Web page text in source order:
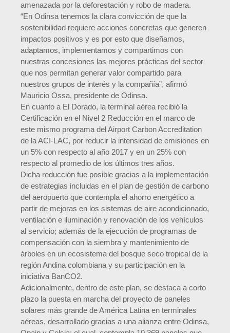
amenazada por la deforestación y robo de madera.
“En Odinsa tenemos la clara convicción de que la
sostenibilidad requiere acciones concretas que generen
impactos positivos y es por esto que diseñamos,
adaptamos, implementamos y compartimos con
nuestras concesiones las mejores prácticas del sector
que nos permitan generar valor compartido para
nuestros grupos de interés y la compañía”, afirmó
Mauricio Ossa, presidente de Odinsa.
En cuanto a El Dorado, la terminal aérea recibió la
Certificación en el Nivel 2 Reducción en el marco de
este mismo programa del Airport Carbon Accreditation
de la ACI-LAC, por reducir la intensidad de emisiones en
un 5% con respecto al año 2017 y en un 25% con
respecto al promedio de los últimos tres años.
Dicha reducción fue posible gracias a la implementación
de estrategias incluidas en el plan de gestión de carbono
del aeropuerto que contempla el ahorro energético a
partir de mejoras en los sistemas de aire acondicionado,
ventilación e iluminación y renovación de los vehículos
al servicio; además de la ejecución de programas de
compensación con la siembra y mantenimiento de
árboles en un ecosistema del bosque seco tropical de la
región Andina colombiana y su participación en la
iniciativa BanCO2.
Adicionalmente, dentro de este plan, se destaca a corto
plazo la puesta en marcha del proyecto de paneles
solares más grande de América Latina en terminales
aéreas, desarrollado gracias a una alianza entre Odinsa,